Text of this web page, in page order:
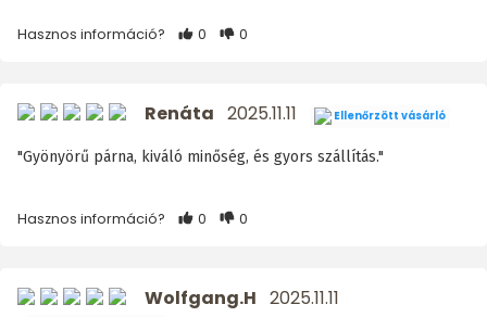
Hasznos információ? 0 0
Renáta 2025.11.11 Ellenőrzött vásárló
"Gyönyörű párna, kiváló minőség, és gyors szállítás."
Hasznos információ? 0 0
Wolfgang.H 2025.11.11